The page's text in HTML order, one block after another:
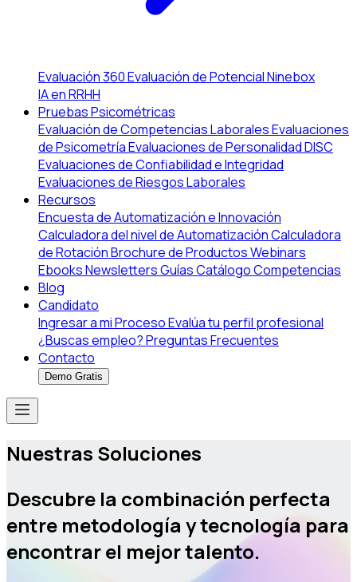
Evaluación 360Evaluación de PotencialNinebox
IA en RRHH
Pruebas Psicométricas
Evaluación de Competencias LaboralesEvaluaciones
de PsicometríaEvaluaciones de Personalidad DISC
Evaluaciones de Confiabilidad e Integridad
Evaluaciones de Riesgos Laborales
Recursos
Encuesta de Automatización e Innovación
Calculadora del nivel de AutomatizaciónCalculadora
de RotaciónBrochure de ProductosWebinars
EbooksNewslettersGuíasCatálogo Competencias
Blog
Candidato
Ingresar a mi ProcesoEvalúa tu perfil profesional
¿Buscas empleo?Preguntas Frecuentes
Contacto
Demo Gratis
Nuestras Soluciones
Descubre la combinación perfecta
entre metodología y tecnología para
encontrar el mejor talento.